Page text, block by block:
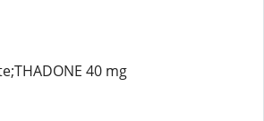
40 mg